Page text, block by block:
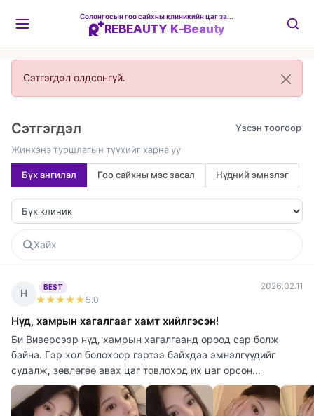
REBEAUTY K-Beauty
Сэтгэгдэл олдсонгүй.
Сэтгэгдэл
Жинхэнэ туршлагын түүхийг харна уу
Бүх ангилал Гоо сайхны мэс засал Нүдний эмнэлэг
Н
BEST
★★★★★ 5.0
2026.02.11
Нүд, хамрын хагалгааг хамт хийлгэсэн!
Би Виверсээр нүд, хамрын хагалгаанд ороод сар болж
байна. Гэр хол болохоор гэртээ байхдаа эмнэлгүүдийг
судалж, зөвлөгөө авах цаг товлоход их цаг орсон...